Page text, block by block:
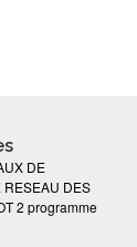
DE
RESEAU DES
2 programme